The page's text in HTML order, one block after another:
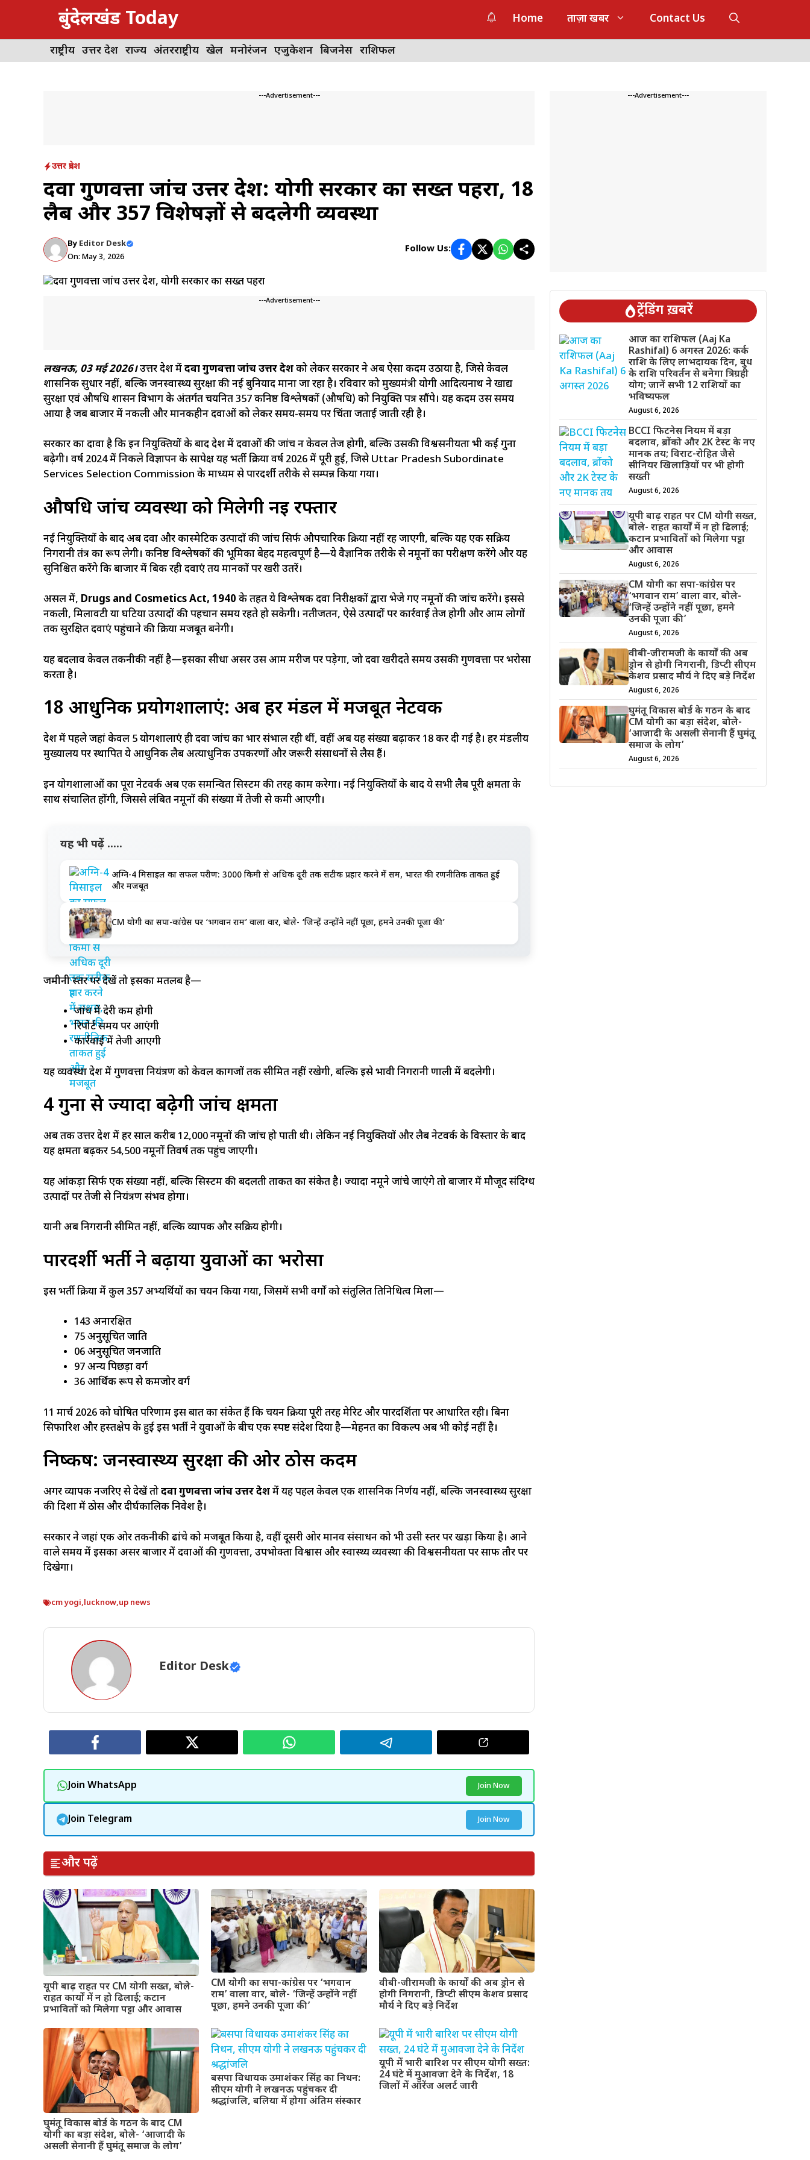
content
बुंदेलखंड Today Home ताज़ा खबर Contact Us
राष्ट्रीय उत्तर प्रदेश राज्य अंतरराष्ट्रीय खेल मनोरंजन एजुकेशन बिजनेस राशिफल
---Advertisement---
उत्तर प्रदेश
दवा गुणवत्ता जांच उत्तर प्रदेश: योगी सरकार का सख्त पहरा, 18
लैब और 357 विशेषज्ञों से बदलेगी व्यवस्था
By Editor Desk
On: May 3, 2026
Follow Us:
---Advertisement---
लखनऊ, 03 मई 2026।उत्तर प्रदेश मेंदवा गुणवत्ता जांच उत्तर प्रदेशको लेकर सरकार ने अब ऐसा कदम उठाया है, जिसे केवल
प्रशासनिक सुधार नहीं, बल्कि जनस्वास्थ्य सुरक्षा की नई बुनियाद माना जा रहा है। रविवार को मुख्यमंत्री योगी आदित्यनाथ ने खाद्य
सुरक्षा एवं औषधि प्रशासन विभाग के अंतर्गत चयनित 357 कनिष्ठ विश्लेषकों (औषधि) को नियुक्ति पत्र सौंपे। यह कदम उस समय
आया है जब बाजार में नकली और मानकहीन दवाओं को लेकर समय-समय पर चिंता जताई जाती रही है।
सरकार का दावा है कि इन नियुक्तियों के बाद प्रदेश में दवाओं की जांच न केवल तेज होगी, बल्कि उसकी विश्वसनीयता भी कई गुना
बढ़ेगी। वर्ष 2024 में निकले विज्ञापन के सापेक्ष यह भर्ती प्रक्रिया वर्ष 2026 में पूरी हुई, जिसे Uttar Pradesh Subordinate
Services Selection Commission के माध्यम से पारदर्शी तरीके से सम्पन्न किया गया।
औषधि जांच व्यवस्था को मिलेगी नई रफ्तार
नई नियुक्तियों के बाद अब दवा और कास्मेटिक उत्पादों की जांच सिर्फ औपचारिक प्रक्रिया नहीं रह जाएगी, बल्कि यह एक सक्रिय
निगरानी तंत्र का रूप लेगी। कनिष्ठ विश्लेषकों की भूमिका बेहद महत्वपूर्ण है—ये वैज्ञानिक तरीके से नमूनों का परीक्षण करेंगे और यह
सुनिश्चित करेंगे कि बाजार में बिक रही दवाएं तय मानकों पर खरी उतरें।
असल में, Drugs and Cosmetics Act, 1940 के तहत ये विश्लेषक दवा निरीक्षकों द्वारा भेजे गए नमूनों की जांच करेंगे। इससे
नकली, मिलावटी या घटिया उत्पादों की पहचान समय रहते हो सकेगी। नतीजतन, ऐसे उत्पादों पर कार्रवाई तेज होगी और आम लोगों
तक सुरक्षित दवाएं पहुंचाने की प्रक्रिया मजबूत बनेगी।
यह बदलाव केवल तकनीकी नहीं है—इसका सीधा असर उस आम मरीज पर पड़ेगा, जो दवा खरीदते समय उसकी गुणवत्ता पर भरोसा
करता है।
18 आधुनिक प्रयोगशालाएं: अब हर मंडल में मजबूत नेटवर्क
प्रदेश में पहले जहां केवल 5 प्रयोगशालाएं ही दवा जांच का भार संभाल रही थीं, वहीं अब यह संख्या बढ़ाकर 18 कर दी गई है। हर मंडलीय
मुख्यालय पर स्थापित ये आधुनिक लैब अत्याधुनिक उपकरणों और जरूरी संसाधनों से लैस हैं।
इन प्रयोगशालाओं का पूरा नेटवर्क अब एक समन्वित सिस्टम की तरह काम करेगा। नई नियुक्तियों के बाद ये सभी लैब पूरी क्षमता के
साथ संचालित होंगी, जिससे लंबित नमूनों की संख्या में तेजी से कमी आएगी।
यह भी पढ़ें .....
अग्नि-4 मिसाइल का सफल परीक्षण: 3000 किमी से अधिक दूरी तक सटीक प्रहार करने में सक्षम, भारत की रणनीतिक ताकत हुई
और मजबूत
CM योगी का सपा-कांग्रेस पर ‘भगवान राम’ वाला वार, बोले- ‘जिन्हें उन्होंने नहीं पूछा, हमने उनकी पूजा की’
जमीनी स्तर पर देखें तो इसका मतलब है—
जांच में देरी कम होगी
रिपोर्ट समय पर आएंगी
कार्रवाई में तेजी आएगी
यह व्यवस्था प्रदेश में गुणवत्ता नियंत्रण को केवल कागजों तक सीमित नहीं रखेगी, बल्कि इसे प्रभावी निगरानी प्रणाली में बदलेगी।
4 गुना से ज्यादा बढ़ेगी जांच क्षमता
अब तक उत्तर प्रदेश में हर साल करीब 12,000 नमूनों की जांच हो पाती थी। लेकिन नई नियुक्तियों और लैब नेटवर्क के विस्तार के बाद
यह क्षमता बढ़कर 54,500 नमूनों प्रतिवर्ष तक पहुंच जाएगी।
यह आंकड़ा सिर्फ एक संख्या नहीं, बल्कि सिस्टम की बदलती ताकत का संकेत है। ज्यादा नमूने जांचे जाएंगे तो बाजार में मौजूद संदिग्ध
उत्पादों पर तेजी से नियंत्रण संभव होगा।
यानी अब निगरानी सीमित नहीं, बल्कि व्यापक और सक्रिय होगी।
पारदर्शी भर्ती ने बढ़ाया युवाओं का भरोसा
इस भर्ती प्रक्रिया में कुल 357 अभ्यर्थियों का चयन किया गया, जिसमें सभी वर्गों को संतुलित प्रतिनिधित्व मिला—
143 अनारक्षित
75 अनुसूचित जाति
06 अनुसूचित जनजाति
97 अन्य पिछड़ा वर्ग
36 आर्थिक रूप से कमजोर वर्ग
11 मार्च 2026 को घोषित परिणाम इस बात का संकेत हैं कि चयन प्रक्रिया पूरी तरह मेरिट और पारदर्शिता पर आधारित रही। बिना
सिफारिश और हस्तक्षेप के हुई इस भर्ती ने युवाओं के बीच एक स्पष्ट संदेश दिया है—मेहनत का विकल्प अब भी कोई नहीं है।
निष्कर्ष: जनस्वास्थ्य सुरक्षा की ओर ठोस कदम
अगर व्यापक नजरिए से देखें तोदवा गुणवत्ता जांच उत्तर प्रदेशमें यह पहल केवल एक प्रशासनिक निर्णय नहीं, बल्कि जनस्वास्थ्य सुरक्षा
की दिशा में ठोस और दीर्घकालिक निवेश है।
सरकार ने जहां एक ओर तकनीकी ढांचे को मजबूत किया है, वहीं दूसरी ओर मानव संसाधन को भी उसी स्तर पर खड़ा किया है। आने
वाले समय में इसका असर बाजार में दवाओं की गुणवत्ता, उपभोक्ता विश्वास और स्वास्थ्य व्यवस्था की विश्वसनीयता पर साफ तौर पर
दिखेगा।
cm yogi,lucknow,up news
Editor Desk
Join WhatsApp Join Now
Join Telegram Join Now
और पढ़ें
यूपी बाढ़ राहत पर CM योगी सख्त, बोले-
राहत कार्यों में न हो ढिलाई; कटान
प्रभावितों को मिलेगा पट्टा और आवास
CM योगी का सपा-कांग्रेस पर ‘भगवान
राम’ वाला वार, बोले- ‘जिन्हें उन्होंने नहीं
पूछा, हमने उनकी पूजा की’
वीबी-जीरामजी के कार्यों की अब ड्रोन से
होगी निगरानी, डिप्टी सीएम केशव प्रसाद
मौर्य ने दिए बड़े निर्देश
घुमंतू विकास बोर्ड के गठन के बाद CM
योगी का बड़ा संदेश, बोले- ‘आजादी के
असली सेनानी हैं घुमंतू समाज के लोग’
बसपा विधायक उमाशंकर सिंह का निधन:
सीएम योगी ने लखनऊ पहुंचकर दी
श्रद्धांजलि, बलिया में होगा अंतिम संस्कार
यूपी में भारी बारिश पर सीएम योगी सख्त:
24 घंटे में मुआवजा देने के निर्देश, 18
जिलों में ऑरेंज अलर्ट जारी
---Advertisement---
ट्रेंडिंग ख़बरें
आज का राशिफल (Aaj Ka
Rashifal) 6 अगस्त 2026: कर्क
राशि के लिए लाभदायक दिन, बुध
के राशि परिवर्तन से बनेगा त्रिग्रही
योग; जानें सभी 12 राशियों का
भविष्यफल
August 6, 2026
BCCI फिटनेस नियम में बड़ा
बदलाव, ब्रोंको और 2K टेस्ट के नए
मानक तय; विराट-रोहित जैसे
सीनियर खिलाड़ियों पर भी होगी
सख्ती
August 6, 2026
यूपी बाढ़ राहत पर CM योगी सख्त,
बोले- राहत कार्यों में न हो ढिलाई;
कटान प्रभावितों को मिलेगा पट्टा
और आवास
August 6, 2026
CM योगी का सपा-कांग्रेस पर
‘भगवान राम’ वाला वार, बोले-
‘जिन्हें उन्होंने नहीं पूछा, हमने
उनकी पूजा की’
August 6, 2026
वीबी-जीरामजी के कार्यों की अब
ड्रोन से होगी निगरानी, डिप्टी सीएम
केशव प्रसाद मौर्य ने दिए बड़े निर्देश
August 6, 2026
घुमंतू विकास बोर्ड के गठन के बाद
CM योगी का बड़ा संदेश, बोले-
‘आजादी के असली सेनानी हैं घुमंतू
समाज के लोग’
August 6, 2026